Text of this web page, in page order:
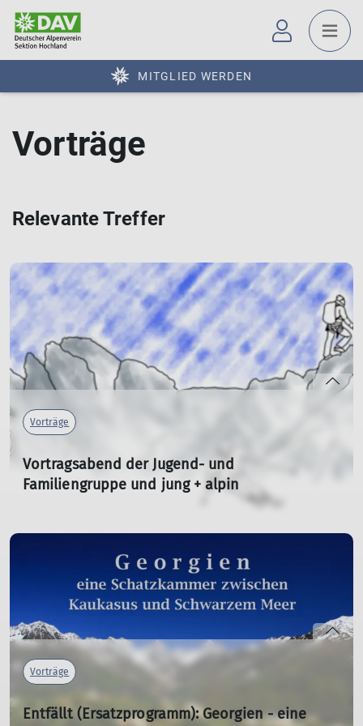
MITGLIED WERDEN
Vorträge
Relevante Treffer
Vorträge
Vortragsabend der Jugend- und
Familiengruppe und jung + alpin
Die Jugend-, jung + alpin und Familiengruppe berichtet
von ihren Unternehmungen und Touren aus dem letzten
mehr erfahren
Vorträge
Entfällt (Ersatzprogramm): Georgien - eine